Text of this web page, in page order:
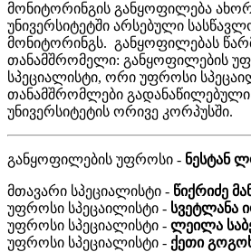
მონიტორინგის განყოფილება
უნივერსიტეტში არსებული
მონიტორინგს. განყოფილებას
თანამშრომელი: განყოფილების
სპეციალისტი, ორი უფროსი
თანამშრომლები გადანაწილებული
უნივერსიტეტის ორივე კორპუსში.
განყოფილების უფროსი - ნესტან
მთავარი სპეციალისტი - წიქრიძე
უფროსი სპეცაილისტი - სვეტლანა
უფროსი სპეციალისტი - ლეილა
უფროსი სპეციალისტი - ქეთი